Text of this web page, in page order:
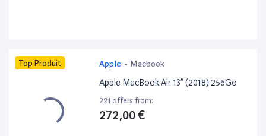
Top Produit Apple - Macbook
Apple MacBook Air 13” (2018) 256Go
221 offers from:
272,00 €